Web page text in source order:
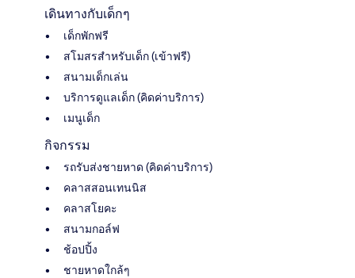
เดินทางกับเด็กๆ
เด็กพักฟรี
สโมสรสำหรับเด็ก (เข้าฟรี)
สนามเด็กเล่น
บริการดูแลเด็ก (คิดค่าบริการ)
เมนูเด็ก
กิจกรรม
รถรับส่งชายหาด (คิดค่าบริการ)
คลาสสอนเทนนิส
คลาสโยคะ
สนามกอล์ฟ
ช้อปปิ้ง
ชายหาดใกล้ๆ